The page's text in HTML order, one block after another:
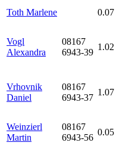
Toth Marlene
0.07
Vogl
Alexandra
08167
6943-39
1.02
Vrhovnik
Daniel
08167
6943-37
1.07
Weinzierl
Martin
08167
6943-56
0.05